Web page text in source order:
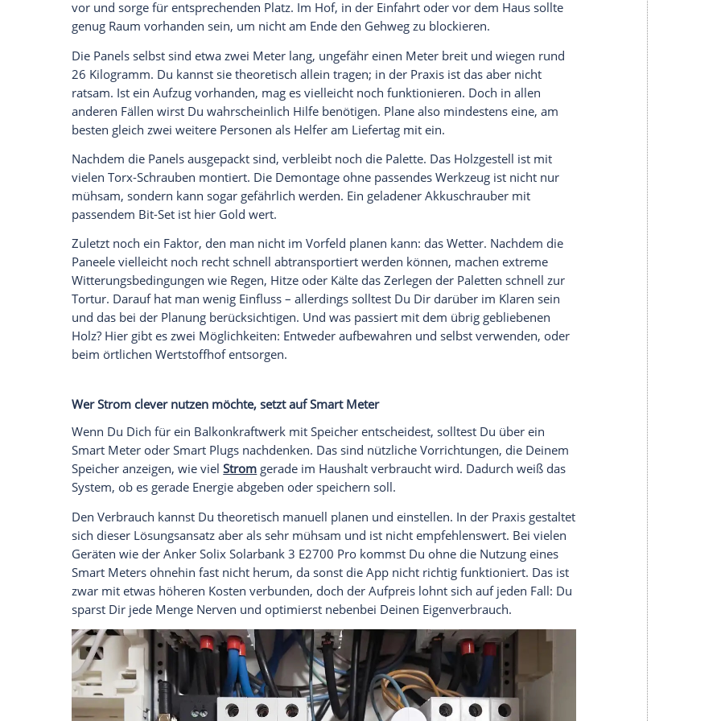
Das Set„Duo XL“ von Kleines Kraftwerkwird beispielsweise auf einer selbstgebauten
Holzkonstruktion geliefert. Die gesamte Lieferung ist somit fast zwei Meter hoch, rund 1,20
Meter lang und 80 Zentimeter breit. In diesem „Zelt“ aus Latten stecken die Solarpanels
schräg übereinander. Zubehör und
Längst nicht alle Lieferungen sind so platzsparend und effizient verpackt, und doch kannst
Du hier schnell an logistische Grenzen stoßen: Zwar passt die Konstruktion durch eine Tür,
aber sie lässt sich nur schwer manövrieren. Bereite daher schon vor dem Liefertermin alles
vor und sorge für entsprechenden Platz. Im Hof, in der Einfahrt oder vor dem Haus sollte
genug Raum vorhanden sein, um nicht am Ende den Gehweg zu blockieren.
Die Panels selbst sind etwa zwei Meter lang, ungefähr einen Meter breit und wiegen rund
26 Kilogramm. Du kannst sie theoretisch allein tragen; in der Praxis ist das aber nicht
ratsam. Ist ein Aufzug vorhanden, mag es vielleicht noch funktionieren. Doch in allen
anderen Fällen wirst Du wahrscheinlich Hilfe benötigen. Plane also mindestens eine, am
besten gleich zwei weitere Personen als Helfer am Liefertag mit ein.
Nachdem die Panels ausgepackt sind, verbleibt noch die Palette. Das Holzgestell ist mit
vielen Torx-Schrauben montiert. Die Demontage ohne passendes Werkzeug ist nicht nur
mühsam, sondern kann sogar gefährlich werden. Ein geladener Akkuschrauber mit
passendem Bit-Set ist hier Gold wert.